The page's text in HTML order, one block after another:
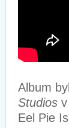
Album
Studios v
Eel Pie